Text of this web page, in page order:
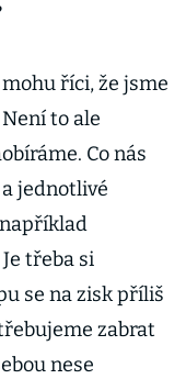
říci, že jsme
to ale
Co nás
jednotlivé
třeba si
se na zisk příliš
zabrat
nese